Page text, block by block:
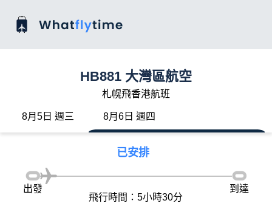
HB881 大灣區航空
札幌飛香港航班
8月5日 週三 8月6日 週四
已安排
出發
飛行時間：5小時30分
到達